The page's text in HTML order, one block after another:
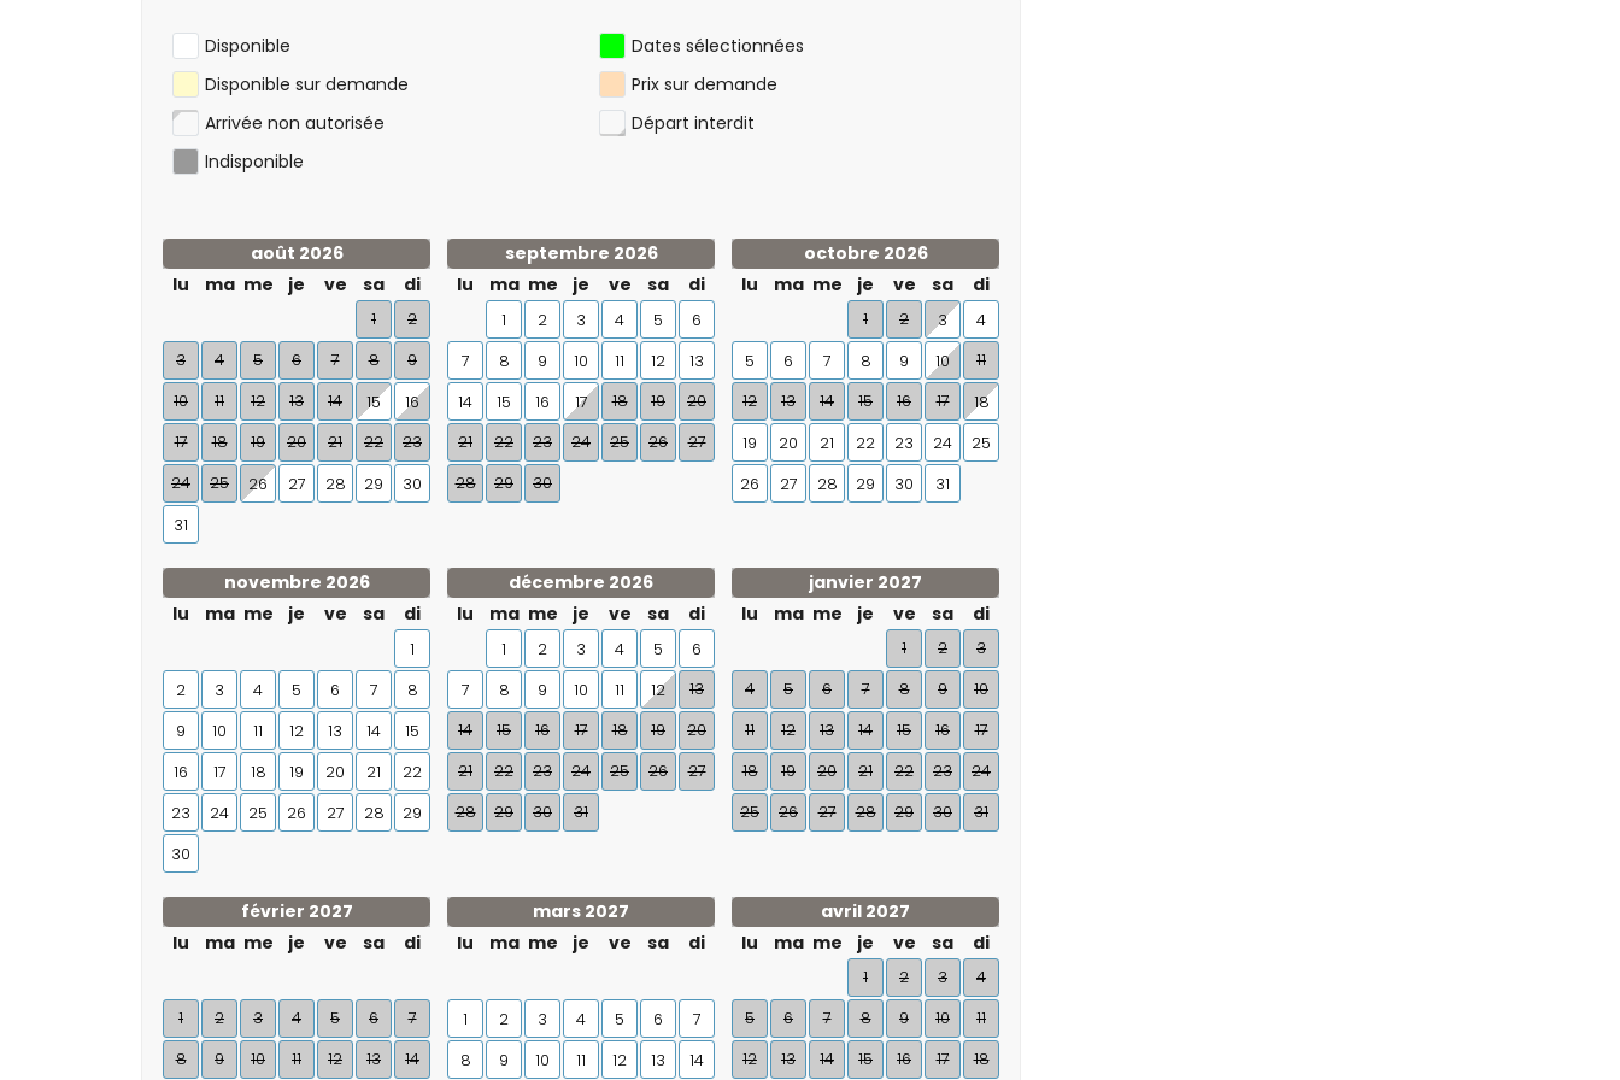
Disponible
Dates sélectionnées
Disponible sur demande
Prix sur demande
Arrivée non autorisée
Départ interdit
Indisponible
août 2026
lu
ma me je ve sa di
1
2
3
4 5 6 7 8
9
10
11 12 13 14 15
16
17
18 19 20 21 22
23
24
25 26 27 28 29
30
31
septembre 2026
lu
ma me je ve sa di
1 2 3 4 5
6
7
8 9 10 11 12
13
14
15 16 17 18 19
20
21
22 23 24 25 26
27
28
29 30
octobre 2026
lu
ma me je ve sa di
1 2 3
4
5
6 7 8 9 10
11
12
13 14 15 16 17
18
19
20 21 22 23 24
25
26
27 28 29 30 31
novembre 2026
lu
ma me je ve sa di
1
2
3 4 5 6 7
8
9
10 11 12 13 14
15
16
17 18 19 20 21
22
23
24 25 26 27 28
29
30
décembre 2026
lu
ma me je ve sa di
1 2 3 4 5
6
7
8 9 10 11 12
13
14
15 16 17 18 19
20
21
22 23 24 25 26
27
28
29 30 31
janvier 2027
lu
ma me je ve sa di
1 2
3
4
5 6 7 8 9
10
11
12 13 14 15 16
17
18
19 20 21 22 23
24
25
26 27 28 29 30 31
février 2027
lu
ma me je ve sa di
1 2 3 4 5 6
7
8
9 10 11 12 13 14
mars 2027
lu
ma me je ve sa di
1 2 3 4 5 6
7
8
9 10 11 12 13 14
avril 2027
lu
ma me je ve sa di
1 2 3
4
5
6 7 8 9 10
11
12
13 14 15 16 17 18